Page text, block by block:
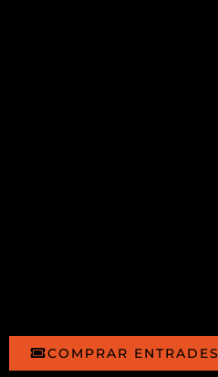
COMPRAR ENTRADES